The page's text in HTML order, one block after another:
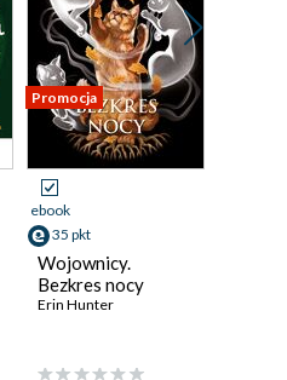
Promocja
ebook
35 pkt
Wojownicy.
Bezkres nocy
Erin Hunter